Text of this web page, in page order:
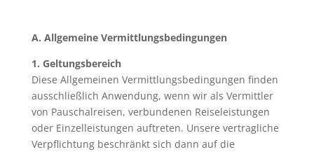
A. Allgemeine Vermittlungsbedingungen
1. Geltungsbereich
Diese Allgemeinen Vermittlungsbedingungen finden
ausschließlich Anwendung, wenn wir als Vermittler
von Pauschalreisen, verbundenen Reiseleistungen
oder Einzelleistungen auftreten. Unsere vertragliche
Verpflichtung beschränkt sich dann auf die